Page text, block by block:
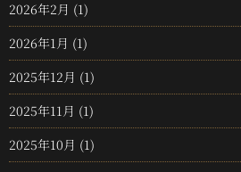
2026年2月 (1)
2026年1月 (1)
2025年12月 (1)
2025年11月 (1)
2025年10月 (1)